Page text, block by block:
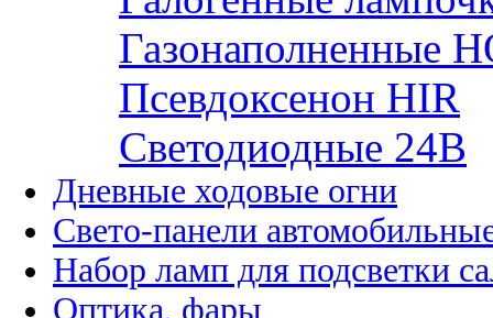
Газонаполненные
Псевдоксенон HIR
Cветодиодные 24B
Дневные ходовые огни
Свето-панели
Набор ламп для подсветки
Оптика, фары